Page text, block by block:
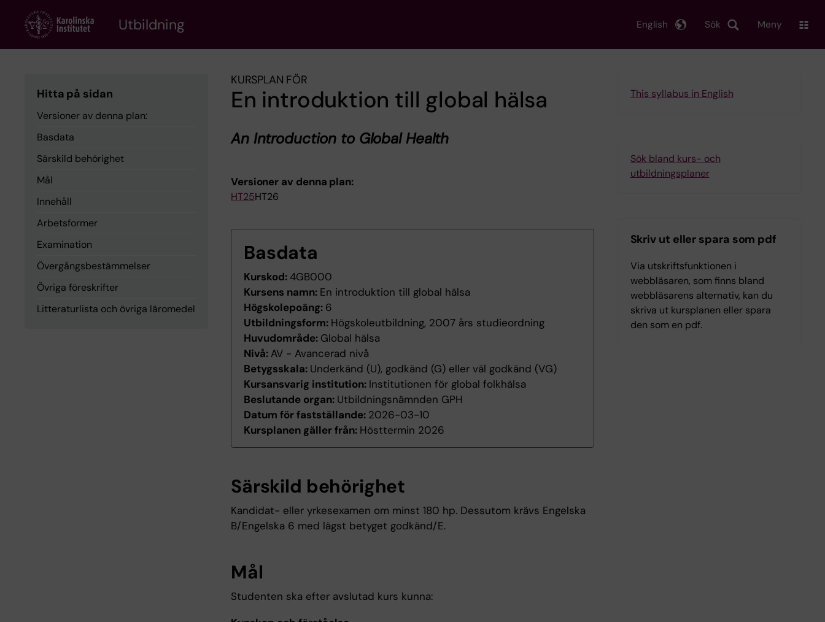
content
Utbildning Sök
English Meny
Hitta på sidan
Versioner av denna plan:
Basdata
Särskild behörighet
Mål
Innehåll
Arbetsformer
Examination
Övergångsbestämmelser
Övriga föreskrifter
Litteraturlista och övriga läromedel
KURSPLAN FÖR
En introduktion till global hälsa
An Introduction to Global Health
Versioner av denna plan:
HT25HT26
Basdata
Kurskod:4GB000
Kursens namn: En introduktion till global hälsa
Högskolepoäng: 6
Utbildningsform: Högskoleutbildning, 2007 års studieordning
Huvudområde: Global hälsa
Nivå: AV - Avancerad nivå
Betygsskala: Underkänd (U), godkänd (G) eller väl godkänd (VG)
Kursansvarig institution: Institutionen för global folkhälsa
Beslutande organ: Utbildningsnämnden GPH
Datum för fastställande: 2026-03-10
Kursplanen gäller från: Hösttermin 2026
Särskild behörighet
Kandidat- eller yrkesexamen om minst 180 hp. Dessutom krävs Engelska
B/Engelska 6 med lägst betyget godkänd/E.
Mål
Studenten ska efter avslutad kurs kunna:
This syllabus in English
Sök bland kurs- och
utbildningsplaner
Skriv ut eller spara som pdf
Via utskriftsfunktionen i
webbläsaren, som finns bland
webbläsarens alternativ, kan du
skriva ut kursplanen eller spara
den som en pdf.